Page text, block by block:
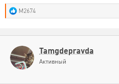
Р
е
и
и
:
M2674
Tamgdepravda
Активный